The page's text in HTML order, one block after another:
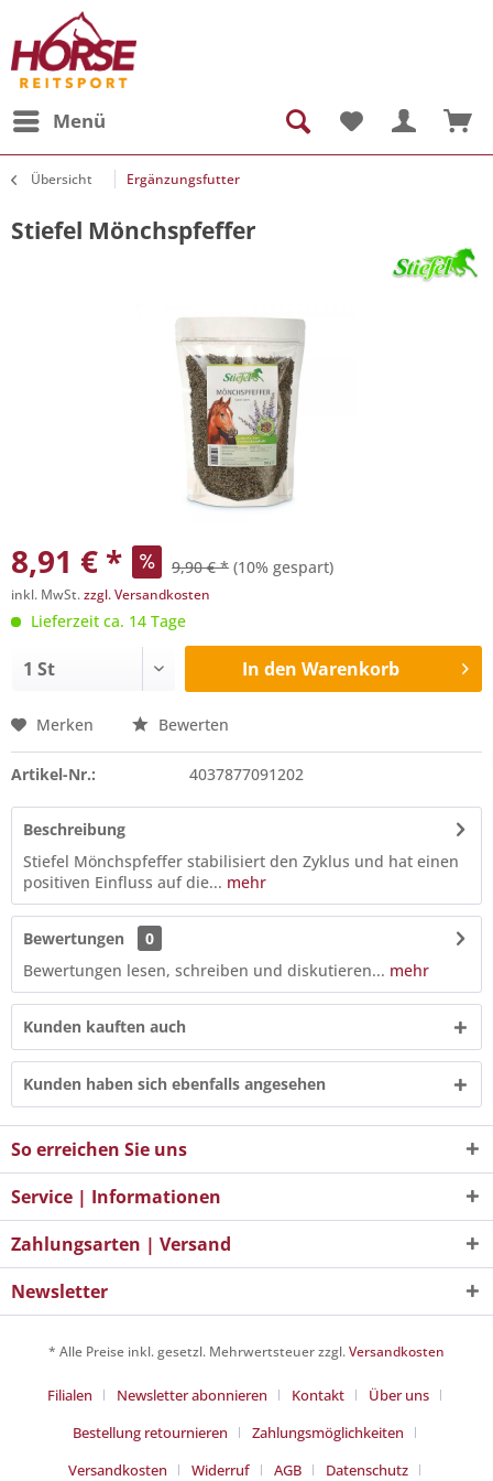
Menü
Übersicht Ergänzungsfutter
Stiefel Mönchspfeffer
8,91 € * 9,90 € * (10% gespart)
inkl. MwSt.zzgl. Versandkosten
Lieferzeit ca. 14 Tage
In den Warenkorb
Merken Bewerten
Artikel-Nr.: 4037877091202
Beschreibung
Stiefel Mönchspfeffer stabilisiert den Zyklus und hat einen
positiven Einfluss auf die... mehr
Bewertungen
0
Bewertungen lesen, schreiben und diskutieren... mehr
Kunden kauften auch
Kunden haben sich ebenfalls angesehen
So erreichen Sie uns
Service | Informationen
Zahlungsarten | Versand
Newsletter
* Alle Preise inkl. gesetzl. Mehrwertsteuer zzgl.Versandkosten
Filialen Newsletter abonnieren Kontakt
Über uns
Bestellung retournieren
Zahlungsmöglichkeiten
Versandkosten
Widerruf AGB Datenschutz